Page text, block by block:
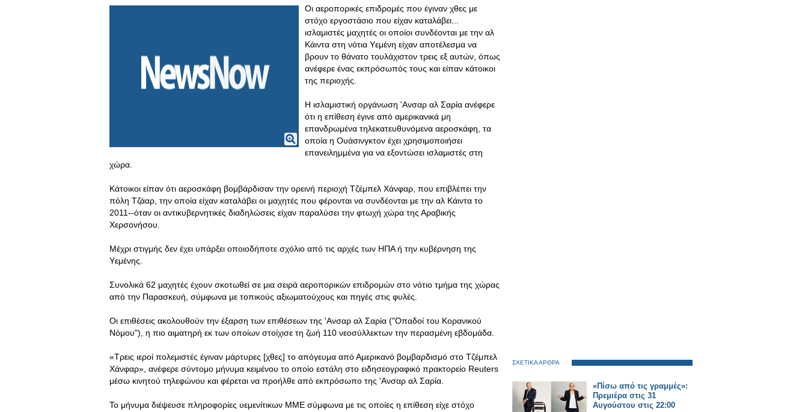
Οι αεροπορικές επιδρομές που έγιναν χθες με
στόχο εργοστάσιο που είχαν καταλάβει...
ισλαμιστές μαχητές οι οποίοι συνδέονται με την αλ
Κάιντα στη νότια Υεμένη είχαν αποτέλεσμα να
βρουν το θάνατο τουλάχιστον τρεις εξ αυτών, όπως
ανέφερε ένας εκπρόσωπός τους και είπαν κάτοικοι
της περιοχής.
Η ισλαμιστική οργάνωση 'Ανσαρ αλ Σαρία ανέφερε
ότι η επίθεση έγινε από αμερικανικά μη
επανδρωμένα τηλεκατευθυνόμενα αεροσκάφη, τα
οποία η Ουάσινγκτον έχει χρησιμοποιήσει
επανειλημμένα για να εξοντώσει ισλαμιστές στη
χώρα.
Κάτοικοι είπαν ότι αεροσκάφη βομβάρδισαν την ορεινή περιοχή Τζέμπελ Χάνφαρ, που επιβλέπει την
πόλη Τζάαρ, την οποία είχαν καταλάβει οι μαχητές που φέρονται να συνδέονται με την αλ Κάιντα το
2011--όταν οι αντικυβερνητικές διαδηλώσεις είχαν παραλύσει την φτωχή χώρα της Αραβικής
Χερσονήσου.
Μέχρι στιγμής δεν έχει υπάρξει οποιοδήποτε σχόλιο από τις αρχές των ΗΠΑ ή την κυβέρνηση της
Υεμένης.
Συνολικά 62 μαχητές έχουν σκοτωθεί σε μια σειρά αεροπορικών επιδρομών στο νότιο τμήμα της χώρας
από την Παρασκευή, σύμφωνα με τοπικούς αξιωματούχους και πηγές στις φυλές.
Οι επιθέσεις ακολουθούν την έξαρση των επιθέσεων της 'Ανσαρ αλ Σαρία ("Οπαδοί του Κορανικού
Νόμου"), η πιο αιματηρή εκ των οποίων στοίχισε τη ζωή 110 νεοσύλλεκτων την περασμένη εβδομάδα.
«Τρεις ιεροί πολεμιστές έγιναν μάρτυρες [χθες] το απόγευμα από Αμερικανό βομβαρδισμό στο Τζέμπελ
Χάνφαρ», ανέφερε σύντομο μήνυμα κειμένου το οποίο εστάλη στο ειδησεογραφικό πρακτορείο Reuters
μέσω κινητού τηλεφώνου και φέρεται να προήλθε από εκπρόσωπο της 'Ανσαρ αλ Σαρία.
Το μήνυμα διέψευσε πληροφορίες υεμενίτικων ΜΜΕ σύμφωνα με τις οποίες η επίθεση είχε στόχο
ΣΧΕΤΙΚΑ ΑΡΘΡΑ
«Πίσω από τις γραμμές»:
Πρεμιέρα στις 31
Αυγούστου στις 22:00